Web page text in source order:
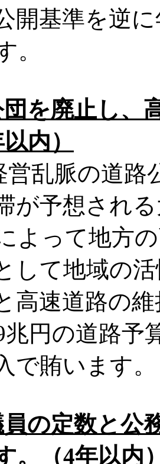
開基準を逆
。
を廃止し、
内）
乱脈の道路
が予想され
よって地方
して地域の
高速道路の
兆円の道路予
で賄います。
の定数と公
。（4年以内